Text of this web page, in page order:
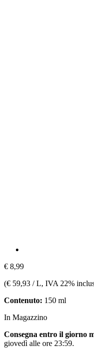
€ 8,99
(€ 59,93 / L, IVA 22%
Contenuto: 150 ml
In Magazzino
Consegna entro il giorno
giovedì alle ore 23:59.